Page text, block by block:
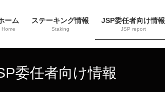
ーム
Home
ステーキング情報
Staking
JSP委任者向け情報
JSP report
委任者向け情報